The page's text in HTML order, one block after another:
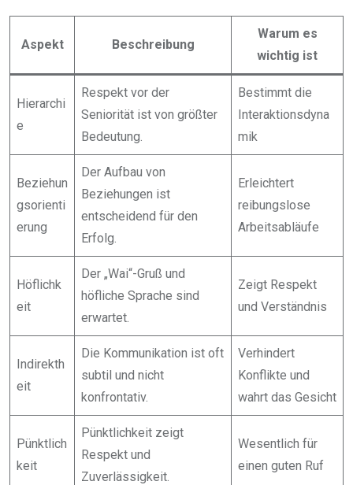
Aspekt Beschreibung
Warum es
wichtig ist
Hierarchi
e
Respekt vor der
Seniorität ist von größter
Bedeutung.
Bestimmt die
Interaktionsdyna
mik
Beziehun
gsorienti
erung
Der Aufbau von
Beziehungen ist
entscheidend für den
Erfolg.
Erleichtert
reibungslose
Arbeitsabläufe
Höflichk
eit
Der „Wai“-Gruß und
höfliche Sprache sind
erwartet.
Zeigt Respekt
und Verständnis
Indirekth
eit
Die Kommunikation ist oft
subtil und nicht
konfrontativ.
Verhindert
Konflikte und
wahrt das Gesicht
Pünktlich
keit
Pünktlichkeit zeigt
Respekt und
Zuverlässigkeit.
Wesentlich für
einen guten Ruf